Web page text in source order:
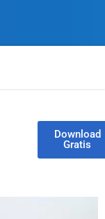
Download
Gratis